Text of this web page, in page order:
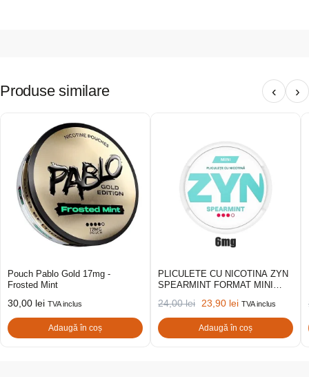
Produse similare ‹ ›
Pouch Pablo Gold 17mg -
Frosted Mint
30,00 lei TVA inclus
Adaugă în coș
PLICULETE CU NICOTINA ZYN
SPEARMINT FORMAT MINI
24,00lei 23,90 lei TVA inclus
Adaugă în coș